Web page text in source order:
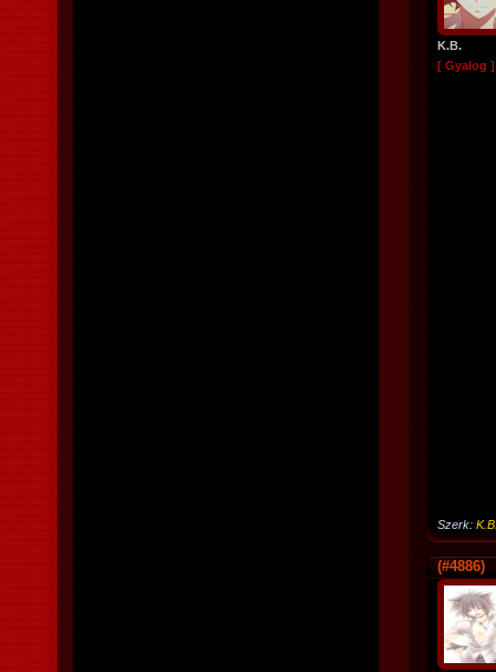
K.B.
[ Gyalog ]
Szerk:
(#4886)